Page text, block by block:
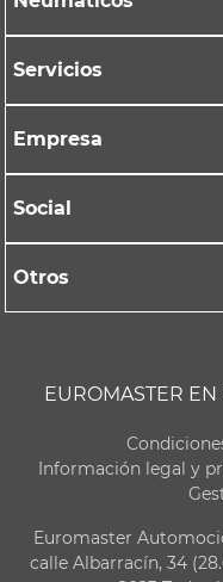
Servicios
Empresa
Social
Otros
EUROMASTER EN
Información legal y
Euromaster
calle Albarracín, 34